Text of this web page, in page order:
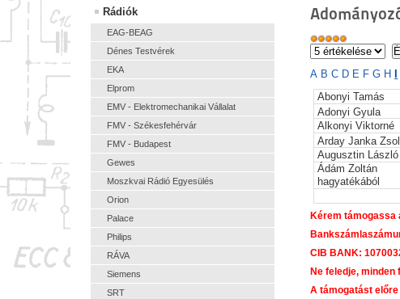
Rádiók
EAG-BEAG
Dénes Testvérek
EKA
Elprom
EMV - Elektromechanikai Vállalat
FMV - Székesfehérvár
FMV - Budapest
Gewes
Moszkvai Rádió Egyesülés
Orion
Palace
Philips
RÁVA
Siemens
SRT
A BC D E F G H
Abonyi Tamás
Adonyi Gyula
Alkonyi Viktorné
Arday Janka
Augusztin László
Ádám Zoltán
hagyatékából
Kérem támogassa
CIB BANK:
Ne feledje, minden
A támogatást